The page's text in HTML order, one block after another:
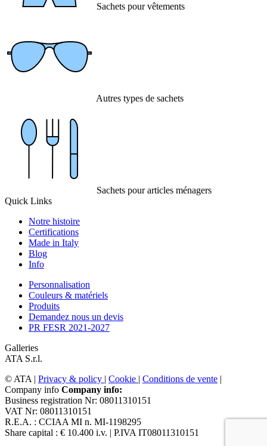
Sachets pour vêtements
Autres types de sachets
Sachets pour articles ménagers
Quick Links
Notre histoire
Certifications
Made in Italy
Blog
Info
Personnalisation
Couleurs & matériels
Produits
Demandez nous un devis
PR FESR 2021-2027
Galleries
ATA S.r.l.
© ATA | Privacy & policy | Cookie | Conditions de vente |
Company info Company info:
Business registration Nr: 08011310151
VAT Nr: 08011310151
R.E.A. : CCIAA MI n. MI-1198295
Share capital : € 10.400 i.v. | P.IVA IT08011310151